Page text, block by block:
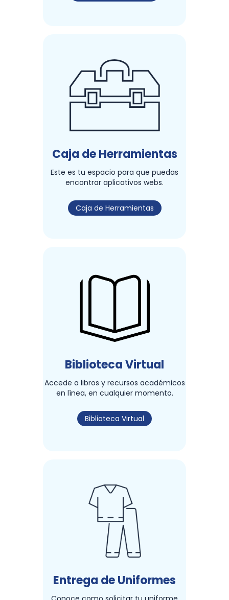
Caja de Herramientas
Este es tu espacio para que puedas
encontrar aplicativos webs.
Caja de Herramientas
Biblioteca Virtual
Accede a libros y recursos académicos
en línea, en cualquier momento.
Biblioteca Virtual
Entrega de Uniformes